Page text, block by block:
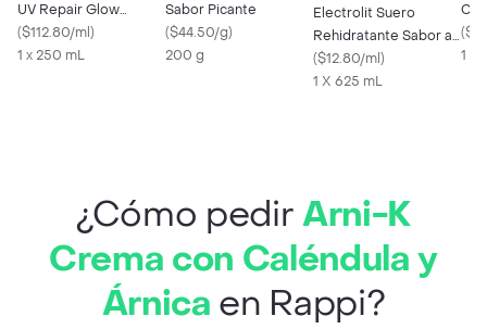
UV Repair Glow
Felúrico
($112.80/ml)
1 x 250 mL
Sabor Picante
($44.50/g)
200 g
Electrolit Suero
Rehidratante Sabor a
Maracuyá
($12.80/ml)
1 X 625 mL
(
1 X
¿Cómo pedirArni-K
Crema con Caléndula y
Árnica en Rappi?